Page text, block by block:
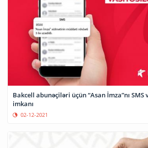
Bakcell abunəçiləri üçün “Asan İmza”nı
imkanı
02-12-2021